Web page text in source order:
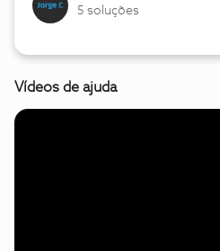
5 soluções
Vídeos de ajuda